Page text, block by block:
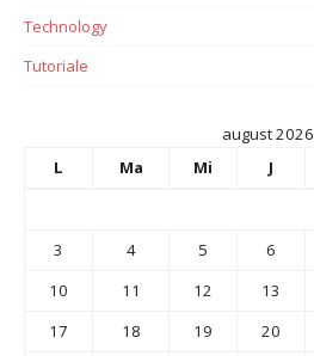
Technology
Tutoriale
august 2026
L
Ma Mi J
3
4 5 6
10
11 12 13
17
18 19 20